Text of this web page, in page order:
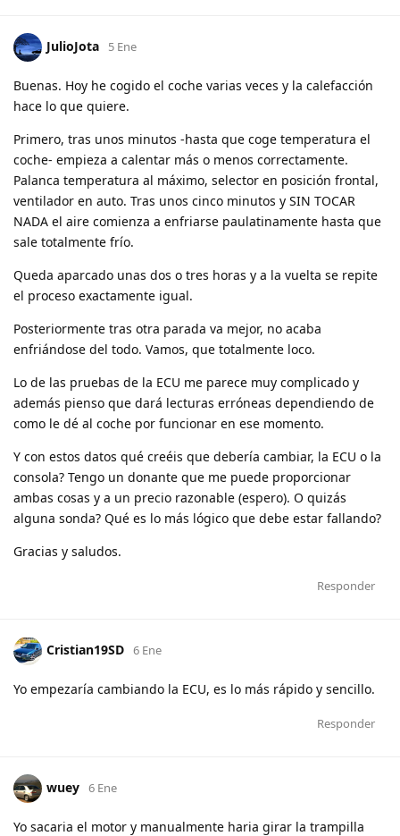
JulioJota 5 Ene
Buenas. Hoy he cogido el coche varias veces y la calefacción
hace lo que quiere.
Primero, tras unos minutos -hasta que coge temperatura el
coche- empieza a calentar más o menos correctamente.
Palanca temperatura al máximo, selector en posición frontal,
ventilador en auto. Tras unos cinco minutos y SIN TOCAR
NADA el aire comienza a enfriarse paulatinamente hasta que
sale totalmente frío.
Queda aparcado unas dos o tres horas y a la vuelta se repite
el proceso exactamente igual.
Posteriormente tras otra parada va mejor, no acaba
enfriándose del todo. Vamos, que totalmente loco.
Lo de las pruebas de la ECU me parece muy complicado y
además pienso que dará lecturas erróneas dependiendo de
como le dé al coche por funcionar en ese momento.
Y con estos datos qué creéis que debería cambiar, la ECU o la
consola? Tengo un donante que me puede proporcionar
ambas cosas y a un precio razonable (espero). O quizás
alguna sonda? Qué es lo más lógico que debe estar fallando?
Gracias y saludos.
Responder
Cristian19SD 6 Ene
Yo empezaría cambiando la ECU, es lo más rápido y sencillo.
Responder
wuey 6 Ene
Yo sacaria el motor y manualmente haria girar la trampilla